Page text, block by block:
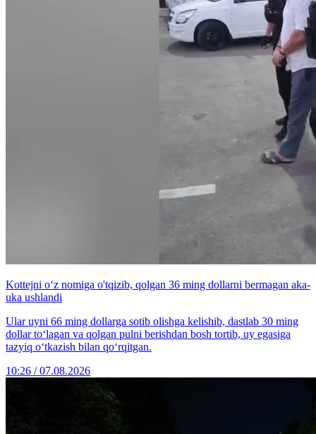
Kottejni o‘z nomiga o'tqizib, qolgan 36 ming dollarni bermagan aka-
uka ushlandi
Ular uyni 66 ming dollarga sotib olishga kelishib, dastlab 30 ming
dollar to‘lagan va qolgan pulni berishdan bosh tortib, uy egasiga
tazyiq o‘tkazish bilan qo‘rqitgan.
10:26 / 07.08.2026